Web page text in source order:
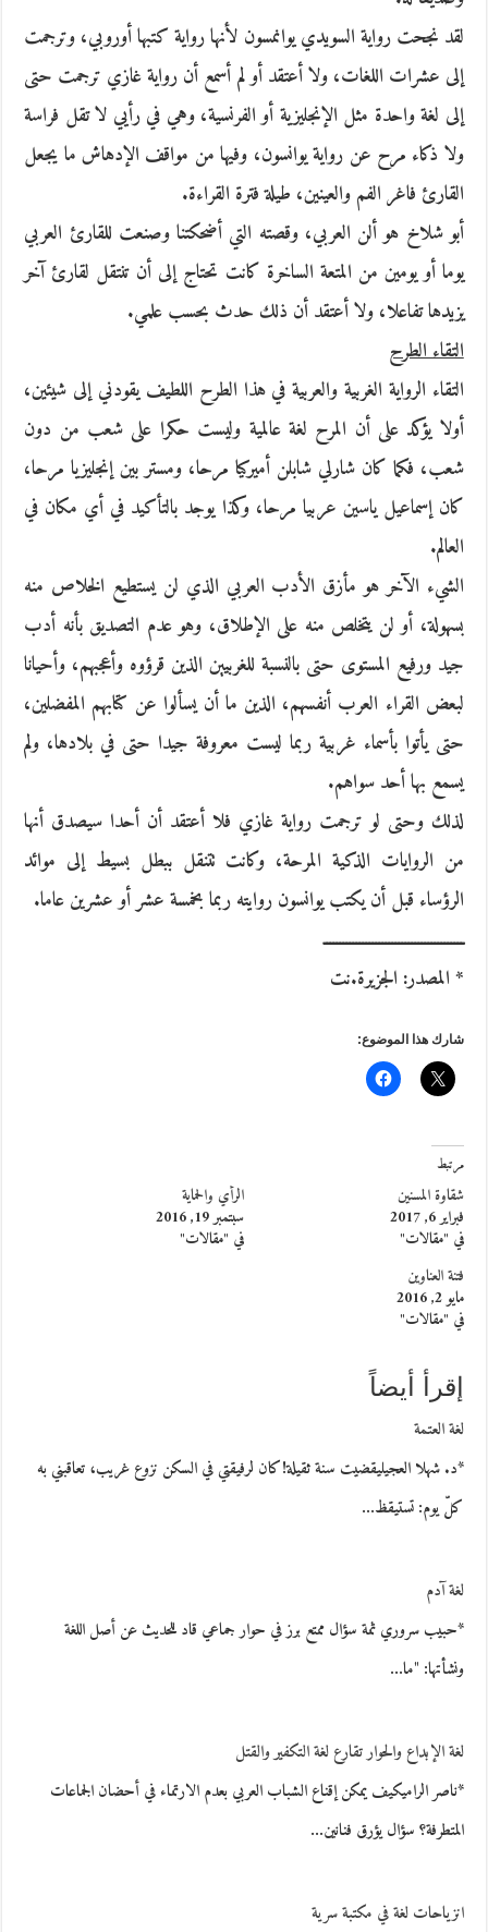
لقد نجحت رواية السويدي يوانمسون لأنها رواية كتبها أوروبي، وترجمت
إلى عشرات اللغات، ولا أعتقد أو لم أسمع أن رواية غازي ترجمت حتى
إلى لغة واحدة مثل الإنجليزية أو الفرنسية، وهي في رأيي لا تقل فراسة
ولا ذكاء مرح عن رواية يوانسون، وفيها من مواقف الإدهاش ما يجعل
القارئ فاغر الفم والعينين، طيلة فترة القراءة.
أبو شلاخ هو ألن العربي، وقصته التي أضحكتنا وصنعت للقارئ العربي
يوما أو يومين من المتعة الساخرة كانت تحتاج إلى أن تنتقل لقارئ آخر
يزيدها تفاعلا، ولا أعتقد أن ذلك حدث بحسب علمي.
التقاء الطرح
التقاء الرواية الغربية والعربية في هذا الطرح اللطيف يقودني إلى شيئين،
أولا يؤكد على أن المرح لغة عالمية وليست حكرا على شعب من دون
شعب، فكما كان شارلي شابلن أميركيا مرحا، ومستر بين إنجليزيا مرحا،
كان إسماعيل ياسين عربيا مرحا، وكذا يوجد بالتأكيد في أي مكان في
العالم.
الشيء الآخر هو مأزق الأدب العربي الذي لن يستطيع الخلاص منه
بسهولة، أو لن يتخلص منه على الإطلاق، وهو عدم التصديق بأنه أدب
جيد ورفيع المستوى حتى بالنسبة للغربيين الذين قرؤوه وأعجبهم، وأحيانا
لبعض القراء العرب أنفسهم، الذين ما أن يسألوا عن كتابهم المفضلين،
حتى يأتوا بأسماء غربية ربما ليست معروفة جيدا حتى في بلادها، ولم
يسمع بها أحد سواهم.
لذلك وحتى لو ترجمت رواية غازي فلا أعتقد أن أحدا سيصدق أنها
من الروايات الذكية المرحة، وكانت تتنقل ببطل بسيط إلى موائد
الرؤساء قبل أن يكتب يوانسون روايته ربما بخمسة عشر أو عشرين عاما.
ـــــــــــــــــــــــــــــــــــــــــــ
* المصدر: الجزيرة.نت
شارك هذا الموضوع:
مرتبط
شقاوة المسنين
فبراير 6, 2017
في "مقالات"
الرأي والحماية
سبتمبر 19, 2016
في "مقالات"
فتنة العناوين
مايو 2, 2016
في "مقالات"
إقرأ أيضاً
لغة العتمة
*د. شهلا العجيليقضيت سنة ثقيلة!كان لرفيقتي في السكن نزوع غريب، تعاقبني به
كلّ يوم: تستيقظ…
لغة آدم
*حبيب سروري ثمة سؤال ممتع برز في حوار جماعي قاد للحديث عن أصل اللغة
ونشأتها: "ما…
لغة الإبداع والحوار تقارع لغة التكفير والقتل
*ناصر الراميكيف يمكن إقناع الشباب العربي بعدم الارتماء في أحضان الجماعات
المتطرفة؟ سؤال يؤرق فنانين…
انزياحات لغة في مكتبة سرية